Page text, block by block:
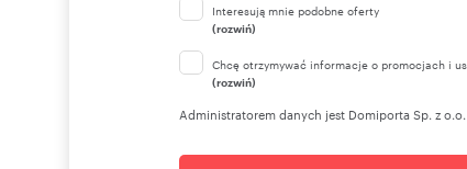
Interesują mnie podobne oferty
(rozwiń)
Chcę otrzymywać informacje o promocjach i
(rozwiń)
Administratorem danych jest Domiporta Sp. z o.o.